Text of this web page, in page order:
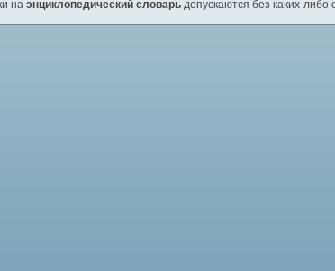
на энциклопедический словарь допускаются без каких-либо